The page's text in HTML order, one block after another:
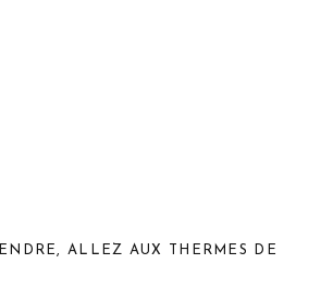
ALLEZ AUX THERMES DE